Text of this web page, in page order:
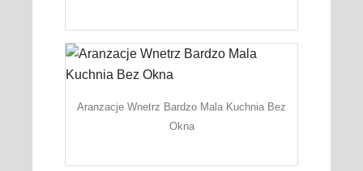
Aranzacje Wnetrz Bardzo Mala Kuchnia Bez
Okna